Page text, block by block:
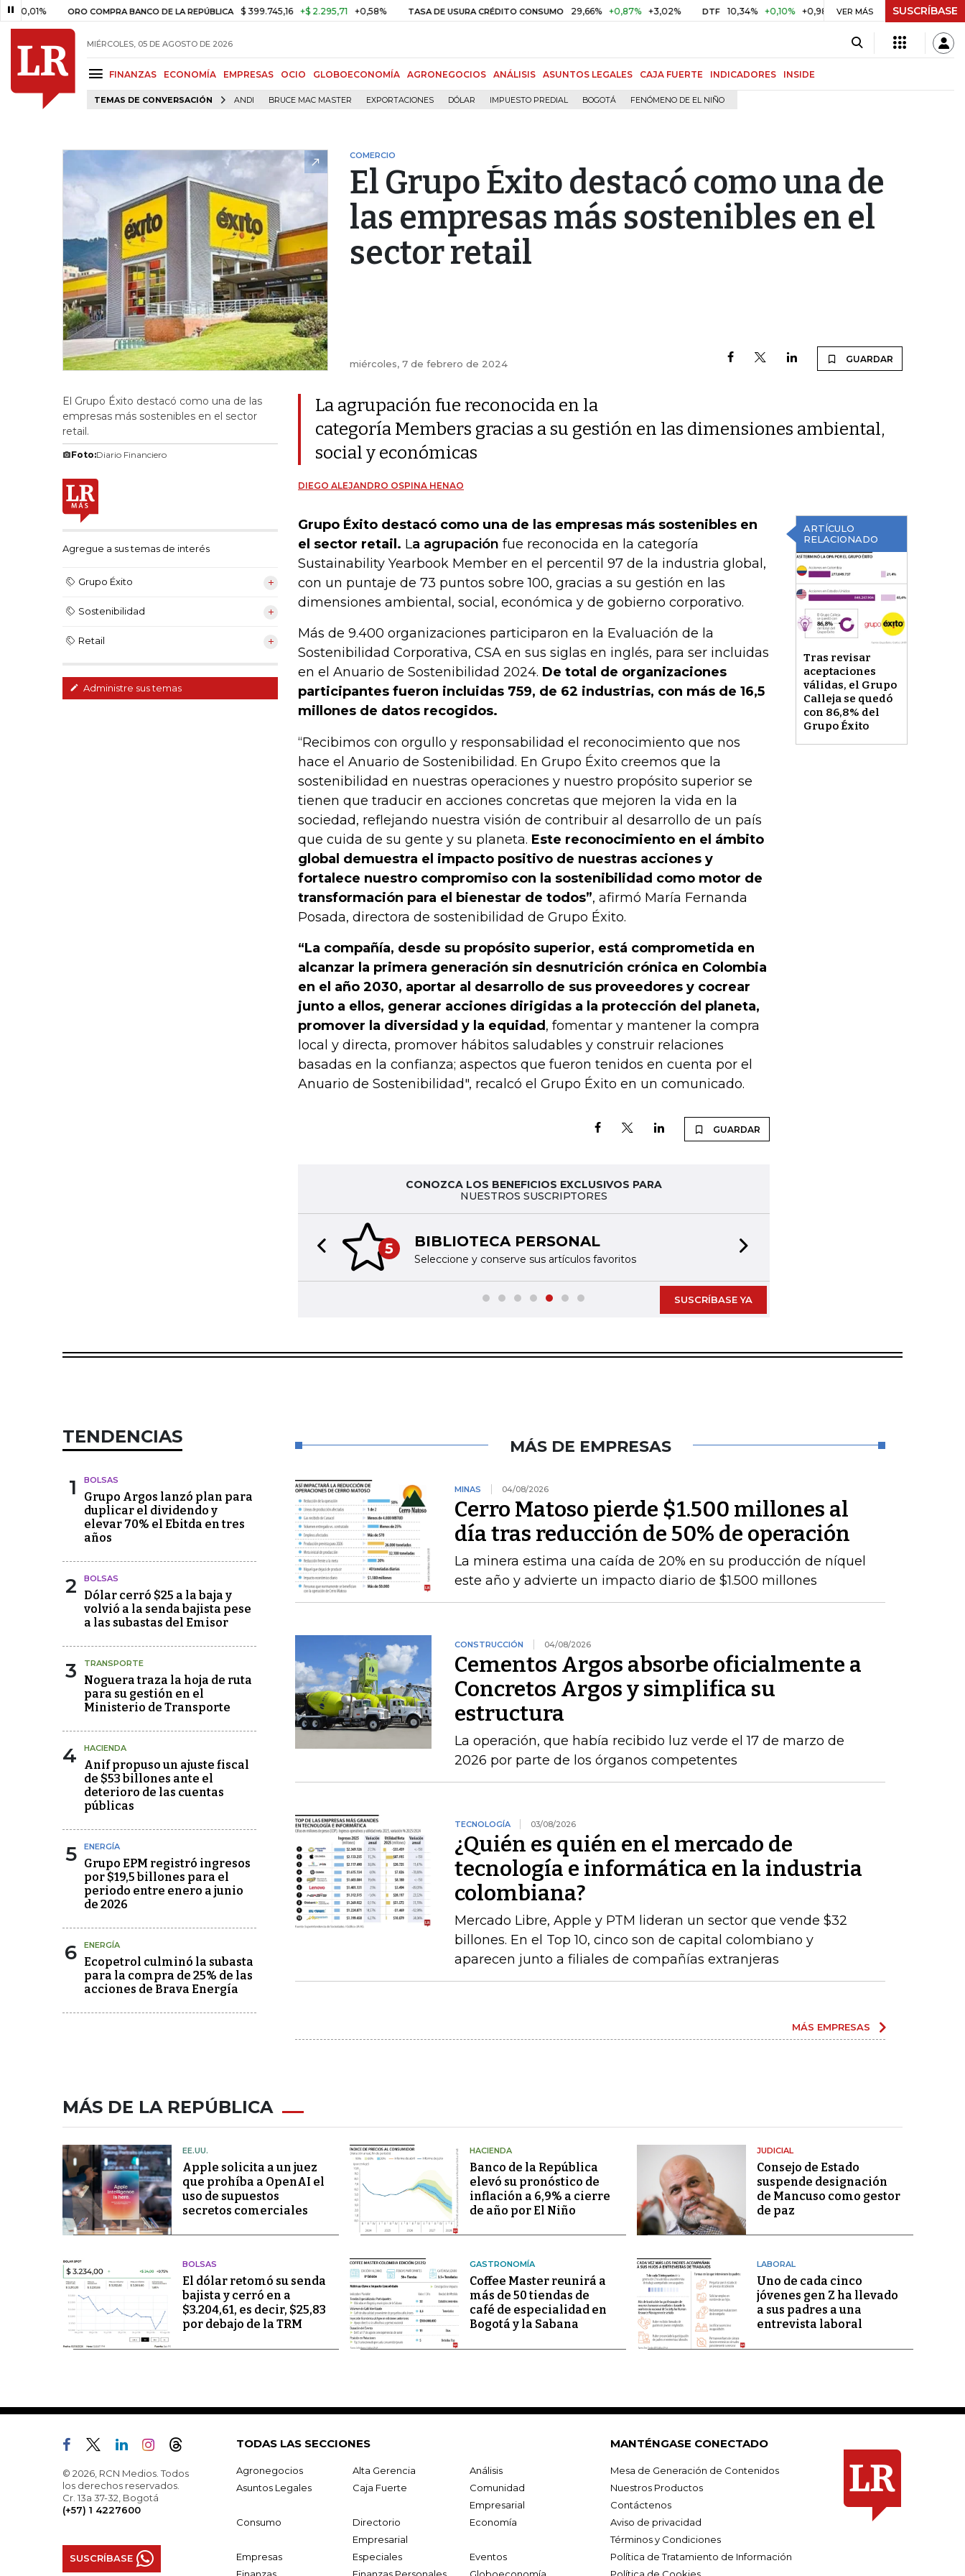
ORO COMPRA BANCO DE LA REPÚBLICA $ 399.745,16 +$ 2.295,71 +0,58% TASA DE USURA CRÉDITO CONSUMO 29,66% +0,87% +3,02% DTF 10,34% +0,10% +0,98% UVR $ 416,86 +$ 0,05 +0,01%
VER MÁS SUSCRÍBASE
MIÉRCOLES, 05 DE AGOSTO DE 2026
FINANZAS ECONOMÍA EMPRESAS OCIO GLOBOECONOMÍA AGRONEGOCIOS ANÁLISIS ASUNTOS LEGALES CAJA FUERTE INDICADORES INSIDE
TEMAS DE CONVERSACIÓN ANDI BRUCE MAC MASTER EXPORTACIONES DÓLAR IMPUESTO PREDIAL BOGOTÁ FENÓMENO DE EL NIÑO
COMERCIO
El Grupo Éxito destacó como una de
las empresas más sostenibles en el
sector retail
miércoles, 7 de febrero de 2024 GUARDAR
El Grupo Éxito destacó como una de las
empresas más sostenibles en el sector
retail.
Foto:Diario Financiero
Agregue a sus temas de interés
Grupo Éxito
Sostenibilidad
Retail
Administre sus temas
La agrupación fue reconocida en la
categoría Members gracias a su gestión en las dimensiones ambiental,
social y económicas
DIEGO ALEJANDRO OSPINA HENAO
ARTÍCULO
RELACIONADO
Tras revisar
aceptaciones
válidas, el Grupo
Calleja se quedó
con 86,8% del
Grupo Éxito
Grupo Éxito destacó como una de las empresas más sostenibles en
el sector retail. La agrupación fue reconocida en la categoría
Sustainability Yearbook Member en el percentil 97 de la industria global,
con un puntaje de 73 puntos sobre 100, gracias a su gestión en las
dimensiones ambiental, social, económica y de gobierno corporativo.
Más de 9.400 organizaciones participaron en la Evaluación de la
Sostenibilidad Corporativa, CSA en sus siglas en inglés, para ser incluidas
en el Anuario de Sostenibilidad 2024. De total de organizaciones
participantes fueron incluidas 759, de 62 industrias, con más de 16,5
millones de datos recogidos.
“Recibimos con orgullo y responsabilidad el reconocimiento que nos
hace el Anuario de Sostenibilidad. En Grupo Éxito creemos que la
sostenibilidad en nuestras operaciones y nuestro propósito superior se
tienen que traducir en acciones concretas que mejoren la vida en la
sociedad, reflejando nuestra visión de contribuir al desarrollo de un país
que cuida de su gente y su planeta. Este reconocimiento en el ámbito
global demuestra el impacto positivo de nuestras acciones y
fortalece nuestro compromiso con la sostenibilidad como motor de
transformación para el bienestar de todos”, afirmó María Fernanda
Posada, directora de sostenibilidad de Grupo Éxito.
“La compañía, desde su propósito superior, está comprometida en
alcanzar la primera generación sin desnutrición crónica en Colombia
en el año 2030, aportar al desarrollo de sus proveedores y cocrear
junto a ellos, generar acciones dirigidas a la protección del planeta,
promover la diversidad y la equidad , fomentar y mantener la compra
local y directa, promover hábitos saludables y construir relaciones
basadas en la confianza; aspectos que fueron tenidos en cuenta por el
Anuario de Sostenibilidad", recalcó el Grupo Éxito en un comunicado.
GUARDAR
CONOZCA LOS BENEFICIOS EXCLUSIVOS PARA
NUESTROS SUSCRIPTORES
5 BIBLIOTECA PERSONAL
Seleccione y conserve sus artículos favoritos
Previous slide
SUSCRÍBASE YA
TENDENCIAS
1 BOLSAS
Grupo Argos lanzó plan para
duplicar el dividendo y
elevar 70% el Ebitda en tres
años
2 BOLSAS
Dólar cerró $25 a la baja y
volvió a la senda bajista pese
a las subastas del Emisor
3 TRANSPORTE
Noguera traza la hoja de ruta
para su gestión en el
Ministerio de Transporte
4 HACIENDA
Anif propuso un ajuste fiscal
de $53 billones ante el
deterioro de las cuentas
públicas
5 ENERGÍA
Grupo EPM registró ingresos
por $19,5 billones para el
periodo entre enero a junio
de 2026
6 ENERGÍA
Ecopetrol culminó la subasta
para la compra de 25% de las
acciones de Brava Energía
MÁS DE EMPRESAS
MINAS 04/08/2026
Cerro Matoso pierde $1.500 millones al
día tras reducción de 50% de operación
La minera estima una caída de 20% en su producción de níquel
este año y advierte un impacto diario de $1.500 millones
CONSTRUCCIÓN 04/08/2026
Cementos Argos absorbe oficialmente a
Concretos Argos y simplifica su
estructura
La operación, que había recibido luz verde el 17 de marzo de
2026 por parte de los órganos competentes
TECNOLOGÍA 03/08/2026
¿Quién es quién en el mercado de
tecnología e informática en la industria
colombiana?
Mercado Libre, Apple y PTM lideran un sector que vende $32
billones. En el Top 10, cinco son de capital colombiano y
aparecen junto a filiales de compañías extranjeras
MÁS EMPRESAS
MÁS DE LA REPÚBLICA
EE.UU.
Apple solicita a un juez
que prohíba a OpenAI el
uso de supuestos
secretos comerciales
HACIENDA
Banco de la República
elevó su pronóstico de
inflación a 6,9% a cierre
de año por El Niño
JUDICIAL
Consejo de Estado
suspende designación
de Mancuso como gestor
de paz
BOLSAS
El dólar retomó su senda
bajista y cerró en a
$3.204,61, es decir, $25,83
por debajo de la TRM
GASTRONOMÍA
Coffee Master reunirá a
más de 50 tiendas de
café de especialidad en
Bogotá y la Sabana
LABORAL
Uno de cada cinco
jóvenes gen Z ha llevado
a sus padres a una
entrevista laboral
© 2026, RCN Medios. Todos
los derechos reservados.
Cr. 13a 37-32, Bogotá
(+57) 1 4227600
SUSCRÍBASE
TODAS LAS SECCIONES
Agronegocios Alta Gerencia
Análisis
Asuntos Legales
Caja Fuerte
Comunidad
Empresarial
Consumo
Directorio
Empresarial
Economía
Empresas Especiales
Eventos
Finanzas
Finanzas Personales Globoeconomía
MANTÉNGASE CONECTADO
Mesa de Generación de Contenidos
Nuestros Productos
Contáctenos
Aviso de privacidad
Términos y Condiciones
Política de Tratamiento de Información
Política de Cookies